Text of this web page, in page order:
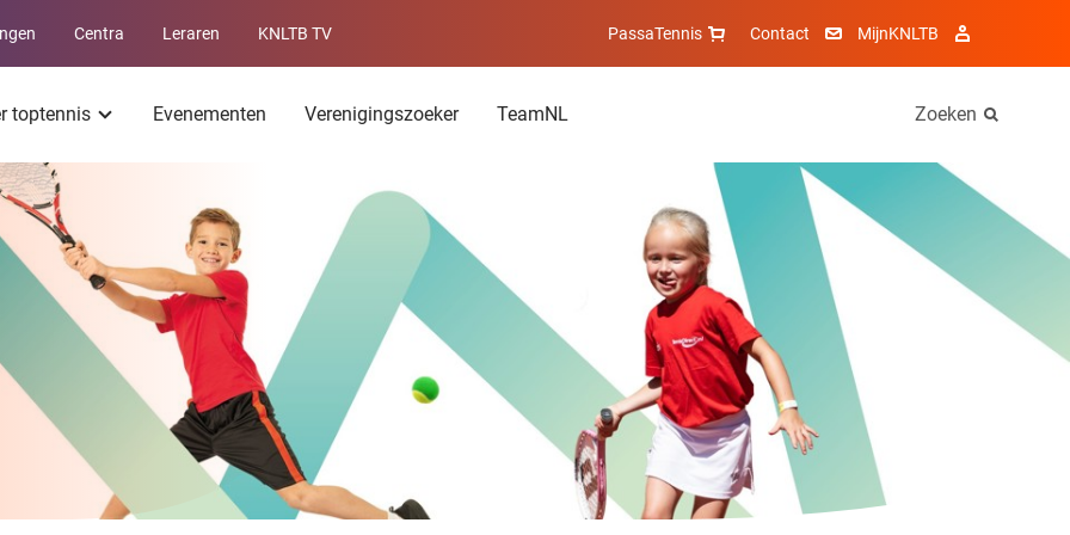
Centra Leraren KNLTB TV PassaTennis Contact MijnKNLTB
toptennis Evenementen Verenigingszoeker TeamNL Zoeken